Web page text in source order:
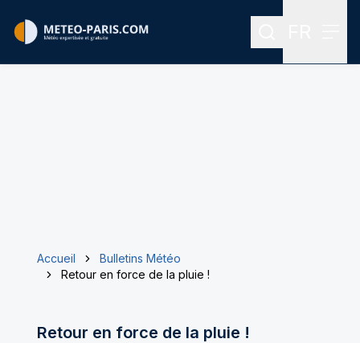
Rechercher
Accueil
Bulletins Météo
Retour en force de la pluie !
Retour en force de la pluie !